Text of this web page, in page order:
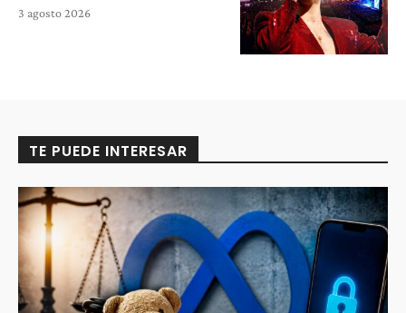
3 agosto 2026
TE PUEDE INTERESAR